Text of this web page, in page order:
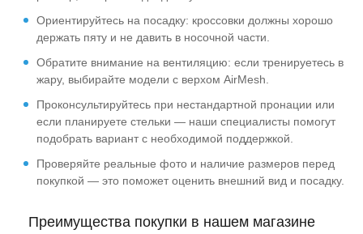
Ориентируйтесь на посадку: кроссовки должны хорошо
держать пяту и не давить в носочной части.
Обратите внимание на вентиляцию: если тренируетесь в
жару, выбирайте модели с верхом AirMesh.
Проконсультируйтесь при нестандартной пронации или
если планируете стельки — наши специалисты помогут
подобрать вариант с необходимой поддержкой.
Проверяйте реальные фото и наличие размеров перед
покупкой — это поможет оценить внешний вид и посадку.
Преимущества покупки в нашем магазине